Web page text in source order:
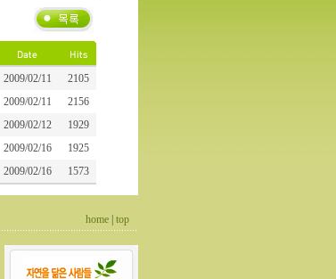
2009/02/11
2105
2009/02/11
2156
2009/02/12
1929
2009/02/16
1925
2009/02/16 1573
home top